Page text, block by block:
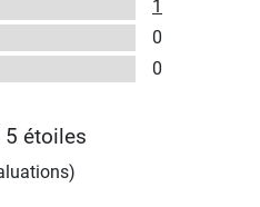
1
0
0
étoiles